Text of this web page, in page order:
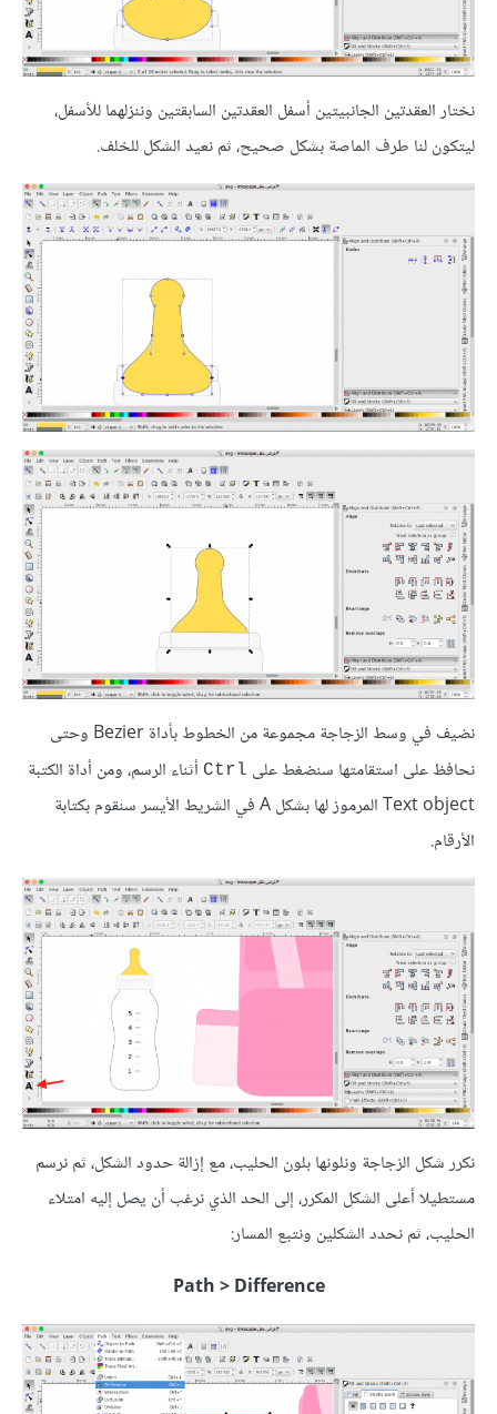
نختار العقدتين الجانبيتين أسفل العقدتين السابقتين وننزلهما للأسفل،
ليتكون لنا طرف الماصة بشكل صحيح، ثم نعيد الشكل للخلف.
نضيف في وسط الزجاجة مجموعة من الخطوط بأداة Bezier وحتى
نحافظ على استقامتها سنضغط على Ctrl أثناء الرسم، ومن أداة الكتبة
Text object المرموز لها بشكل A في الشريط الأيسر سنقوم بكتابة
الأرقام.
نكرر شكل الزجاجة ونلونها بلون الحليب، مع إزالة حدود الشكل، ثم نرسم
مستطيلا أعلى الشكل المكرر، إلى الحد الذي نرغب أن يصل إليه امتلاء
الحليب، ثم نحدد الشكلين ونتبع المسار:
Path > Difference